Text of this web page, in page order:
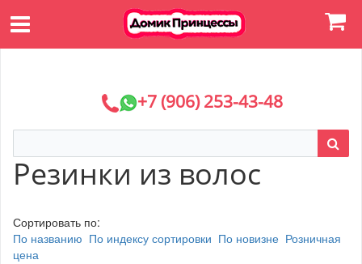
+7 (906) 253-43-48
Резинки из волос
Сортировать по:
По названию По индексу сортировки По новизне Розничная
цена